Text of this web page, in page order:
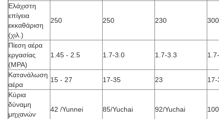
Ελάχιστη
επίγεια
εκκαθάριση
(χιλ.)
250 250 230 300
Πίεση αέρα
εργασίας
(MPA)
1.45 - 2.5 1.7-3.0 1.7-3.3
Κατανάλωση
αέρα
15 - 27 17-35 23
17-
Κύρια
δύναμη
μηχανών
42 /Yunnei 85/Yuchai 92/Yuchai